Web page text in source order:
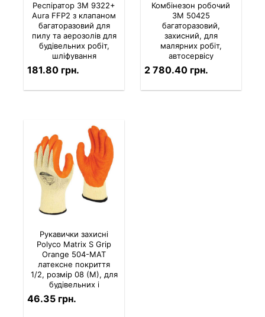
Респіратор 3M 9322+
Aura FFP2 з клапаном
багаторазовий для
пилу та аерозолів для
будівельних робіт,
шліфування
181.80 грн.
Комбінезон робочий
3M 50425
багаторазовий,
захисний, для
малярних робіт,
автосервісу
2 780.40 грн.
Рукавички захисні
Polyco Matrix S Grip
Orange 504-MAT
латексне покриття
1/2, розмір 08 (М), для
будівельних і
монтажних робіт
46.35 грн.